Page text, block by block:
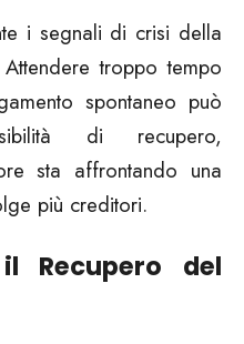
i segnali di crisi della
troppo tempo
spontaneo può
di recupero,
sta affrontando una
più creditori.
Recupero del